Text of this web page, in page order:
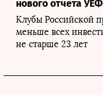
нового отчета
Клубы Российской
меньше всех
не старше 23 лет